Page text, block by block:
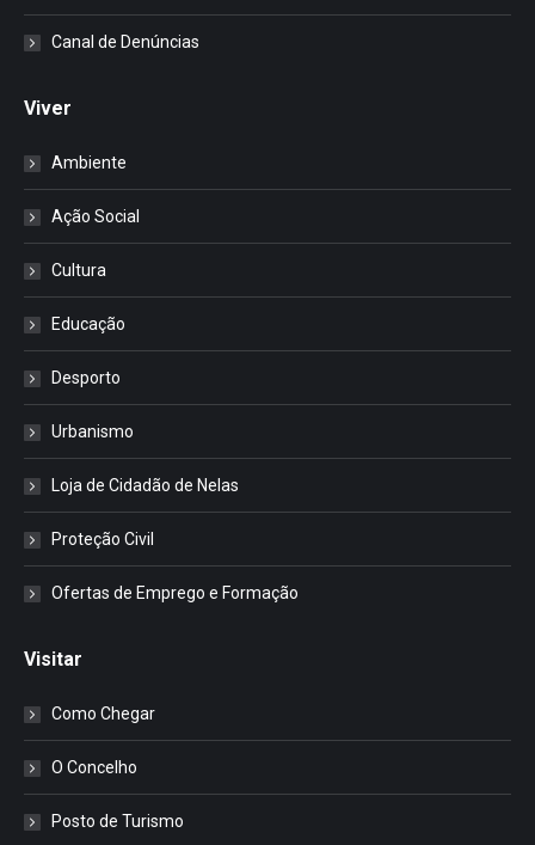
Canal de Denúncias
Viver
Ambiente
Ação Social
Cultura
Educação
Desporto
Urbanismo
Loja de Cidadão de Nelas
Proteção Civil
Ofertas de Emprego e Formação
Visitar
Como Chegar
O Concelho
Posto de Turismo